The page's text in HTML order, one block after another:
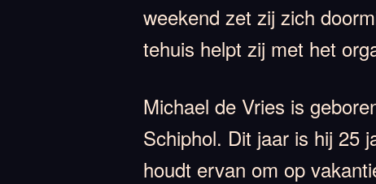
weekend zet zij zich
tehuis helpt zij met het
Michael de Vries is
Schiphol. Dit jaar is hij 25
houdt ervan om op